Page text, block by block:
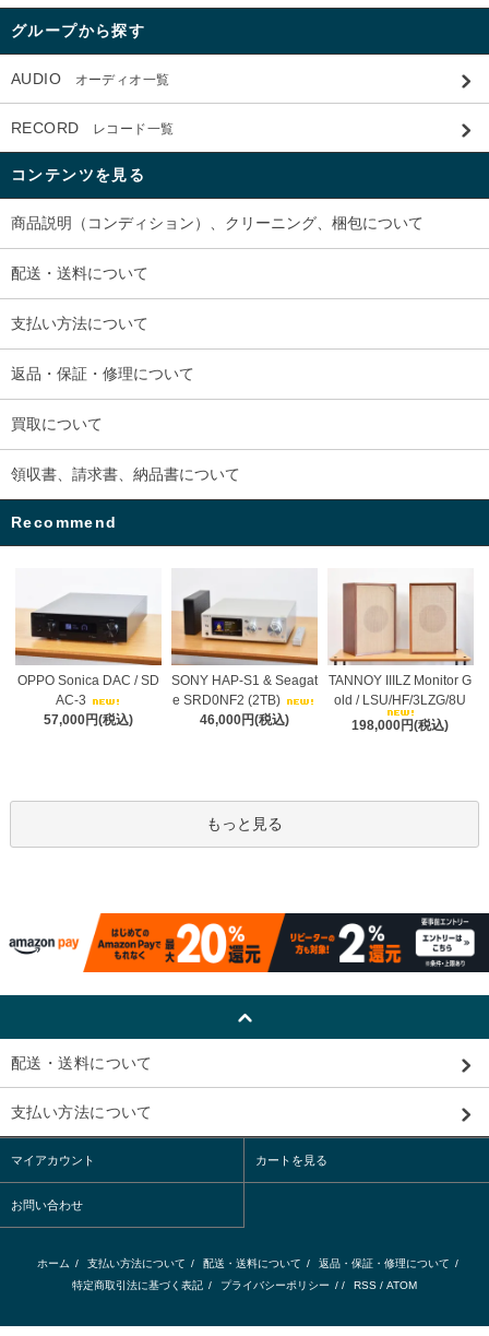
グループから探す
AUDIO オーディオ一覧
RECORD レコード一覧
コンテンツを見る
商品説明（コンディション）、クリーニング、梱包について
配送・送料について
支払い方法について
返品・保証・修理について
買取について
領収書、請求書、納品書について
Recommend
OPPO Sonica DAC / SD
AC-3
57,000円(税込)
SONY HAP-S1 & Seagat
e SRD0NF2 (2TB)
46,000円(税込)
TANNOY IIILZ Monitor G
old / LSU/HF/3LZG/8U
198,000円(税込)
もっと見る
配送・送料について
支払い方法について
マイアカウント カートを見る
お問い合わせ
ホーム / 支払い方法について / 配送・送料について / 返品・保証・修理について /
特定商取引法に基づく表記 / プライバシーポリシー / / RSS / ATOM